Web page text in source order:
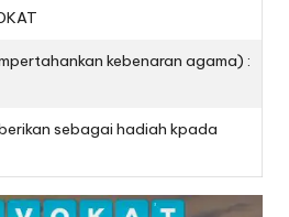
kebenaran agama) :
sebagai hadiah kpada